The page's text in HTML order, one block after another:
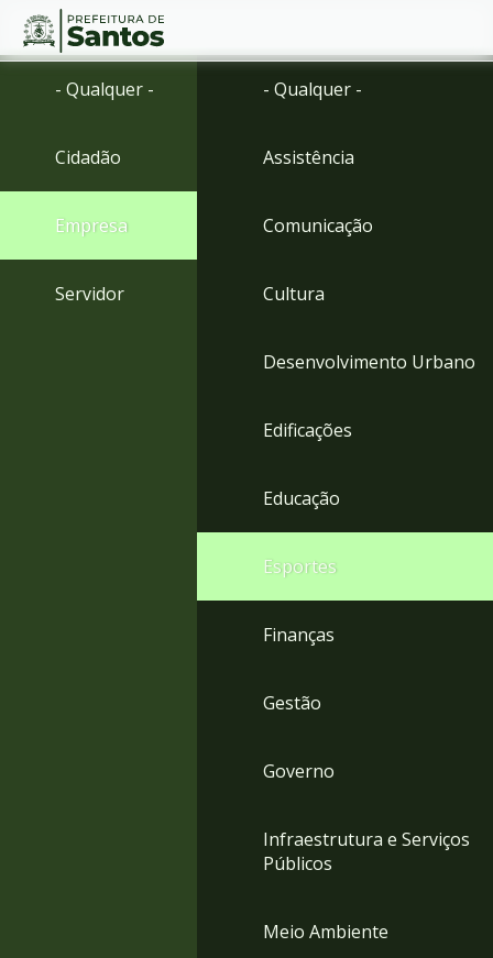
Ir
Ir
menu
Conteúdo
- Qualquer -
Cidadão
Empresa
Servidor
- Qualquer -
Assistência
Comunicação
Cultura
Desenvolvimento Urbano
Edificações
Educação
Esportes
Finanças
Gestão
Governo
Infraestrutura e Serviços
Públicos
Meio Ambiente